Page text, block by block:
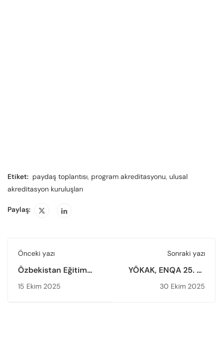
Etiket: paydaş toplantısı, program akreditasyonu, ulusal
akreditasyon kuruluşları
Paylaş:
Önceki yazı
Özbekistan Eğitim
Heyetinden YÖKAK’a
15 Ekim 2025
Sonraki yazı
YÖKAK, ENQA 25. Yıl
Genel Kurulu’na
30 Ekim 2025